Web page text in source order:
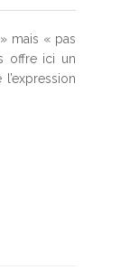
mais « pas
offre ici un